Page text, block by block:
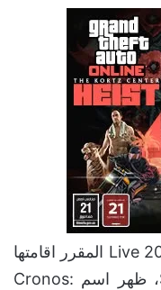
في مقال IGN الخاص بفعاليات Live 2026 المقرر اقامتها
بعد Summer Game Fest 2026، ظهر اسم Cronos: